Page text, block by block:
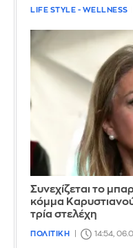
LIFE STYLE - WELLNESS
Συνεχίζεται το
κόμμα Καρυστιανού
τρία στελέχη
ΠΟΛΙΤΙΚΗ 14:54,